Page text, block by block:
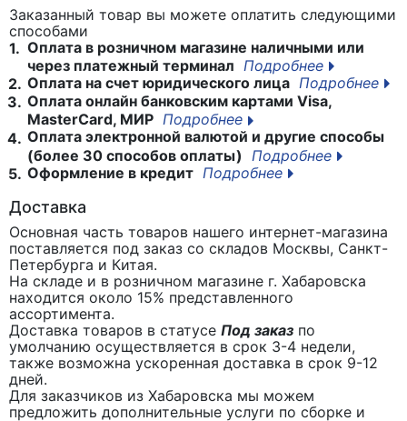
Заказанный товар вы можете оплатить следующими
способами
1. Оплата в розничном магазине наличными или
через платежный терминал Подробнее
2. Оплата на счет юридического лица Подробнее
3. Оплата онлайн банковским картами Visa,
MasterCard, МИР Подробнее
4. Оплата электронной валютой и другие способы
(более 30 способов оплаты)
Подробнее
5. Оформление в кредит Подробнее
Доставка
Основная часть товаров нашего интернет-магазина
поставляется под заказ со складов Москвы, Санкт-
Петербурга и Китая.
На складе и в розничном магазине г. Хабаровска
находится около 15% представленного
ассортимента.
Доставка товаров в статусе Под заказ по
умолчанию осуществляется в срок 3-4 недели,
также возможна ускоренная доставка в срок 9-12
дней.
Для заказчиков из Хабаровска мы можем
предложить дополнительные услуги по сборке и